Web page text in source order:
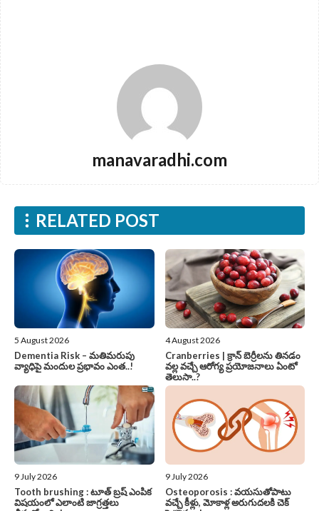
manavaradhi.com
RELATED POST
5 August 2026
Dementia Risk – మతిమరుపు
వ్యాధిపై మందుల ప్రభావం ఎంత..!
4 August 2026
Cranberries | క్రాన్ బెర్రీల‌ను తిన‌డం
వ‌ల్ల వచ్చే ఆరోగ్య ప్రయోజనాలు ఏంటో
తెలుసా..?
9 July 2026
Tooth brushing : టూత్ బ్రష్ ఎంపిక
విషయంలో ఎలాంటి జాగ్రత్తలు
9 July 2026
Osteoporosis : వయసుతోపాటు
వచ్చే కీళ్లు, మోకాళ్ల అరుగుదలకి చెక్